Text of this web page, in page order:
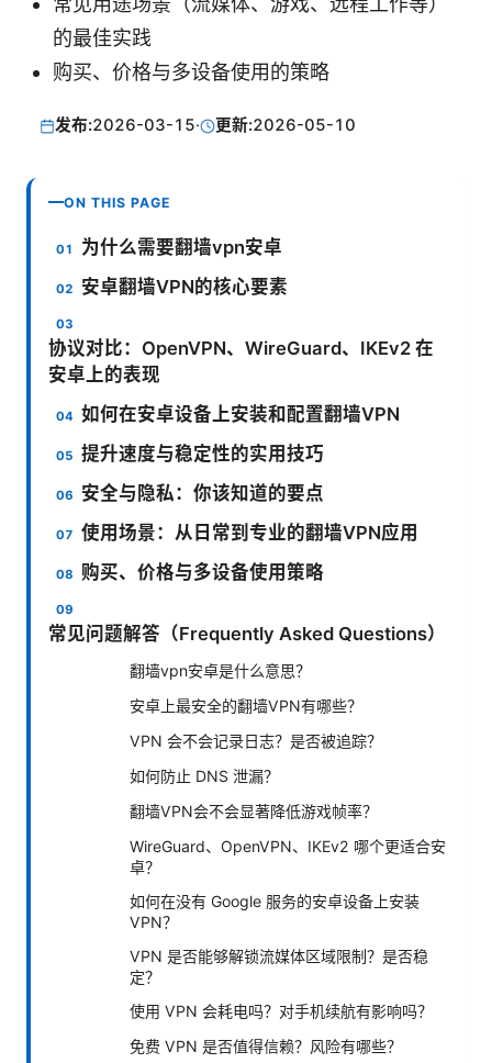
的最佳实践
购买、价格与多设备使用的策略
发布:2026-03-15· 更新:2026-05-10
ON THIS PAGE
为什么需要翻墙vpn安卓
安卓翻墙VPN的核心要素
协议对比：OpenVPN、WireGuard、IKEv2 在
安卓上的表现
如何在安卓设备上安装和配置翻墙VPN
提升速度与稳定性的实用技巧
安全与隐私：你该知道的要点
使用场景：从日常到专业的翻墙VPN应用
购买、价格与多设备使用策略
常见问题解答（Frequently Asked Questions）
翻墙vpn安卓是什么意思？
安卓上最安全的翻墙VPN有哪些？
VPN 会不会记录日志？是否被追踪？
如何防止 DNS 泄漏？
翻墙VPN会不会显著降低游戏帧率？
WireGuard、OpenVPN、IKEv2 哪个更适合安
卓？
如何在没有 Google 服务的安卓设备上安装
VPN？
VPN 是否能够解锁流媒体区域限制？是否稳
定？
使用 VPN 会耗电吗？对手机续航有影响吗？
免费 VPN 是否值得信赖？风险有哪些？